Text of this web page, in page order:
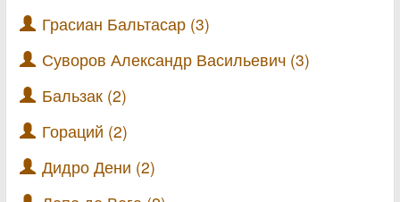
Грасиан Бальтасар (3)
Суворов Александр Васильевич (3)
Бальзак (2)
Гораций (2)
Дидро Дени (2)